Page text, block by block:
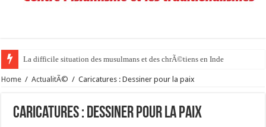
La difficile situation des musulmans et des chrÃ©tiens en Inde
Home / ActualitÃ© / Caricatures : Dessiner pour la paix
Caricatures : Dessiner pour la paix